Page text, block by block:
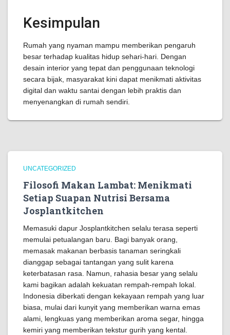
Kesimpulan
Rumah yang nyaman mampu memberikan pengaruh
besar terhadap kualitas hidup sehari-hari. Dengan
desain interior yang tepat dan penggunaan teknologi
secara bijak, masyarakat kini dapat menikmati aktivitas
digital dan waktu santai dengan lebih praktis dan
menyenangkan di rumah sendiri.
UNCATEGORIZED
Filosofi Makan Lambat: Menikmati
Setiap Suapan Nutrisi Bersama
Josplantkitchen
Memasuki dapur Josplantkitchen selalu terasa seperti
memulai petualangan baru. Bagi banyak orang,
memasak makanan berbasis tanaman seringkali
dianggap sebagai tantangan yang sulit karena
keterbatasan rasa. Namun, rahasia besar yang selalu
kami bagikan adalah kekuatan rempah-rempah lokal.
Indonesia diberkati dengan kekayaan rempah yang luar
biasa, mulai dari kunyit yang memberikan warna emas
alami, lengkuas yang memberikan aroma segar, hingga
kemiri yang memberikan tekstur gurih yang kental.